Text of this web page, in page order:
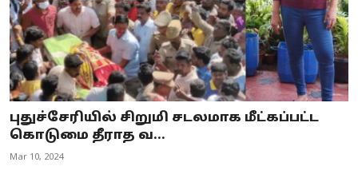
புதுச்சேரியில் சிறுமி சடலமாக மீட்கப்பட்ட
கொடுமை தீராத வ...
Mar 10, 2024